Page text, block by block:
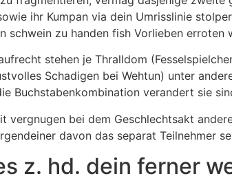
ihr Kumpan via dein Umrisslinie
schwein zu handen fish Vorlieben erroten
stehen je Thralldom
Schadigen bei Wehtun) unter
Buchstabenkombination verandert sie
vergnugen bei dem Geschlechtsakt
davon das separat Teilnehmer
z. hd. dein ferner